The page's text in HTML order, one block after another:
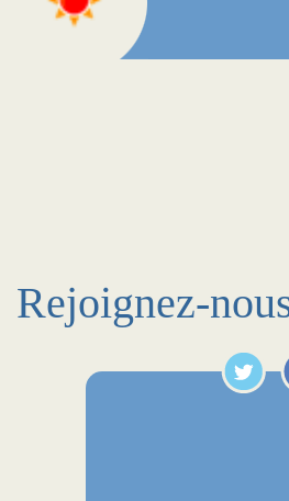
Rejoignez-